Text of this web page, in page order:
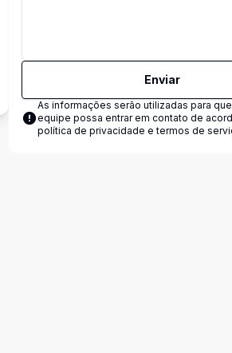
Enviar
As informações serão utilizadas para
equipe possa entrar em contato de
política de privacidade e termos de